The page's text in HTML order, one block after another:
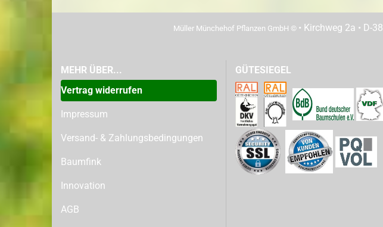
Müller Münchehof Pflanzen GmbH © • Kirchweg 2a • D-
MEHR ÜBER...
Vertrag widerrufen
Impressum
Versand- & Zahlungsbedingungen
Baumfink
Innovation
AGB
GÜTESIEGEL